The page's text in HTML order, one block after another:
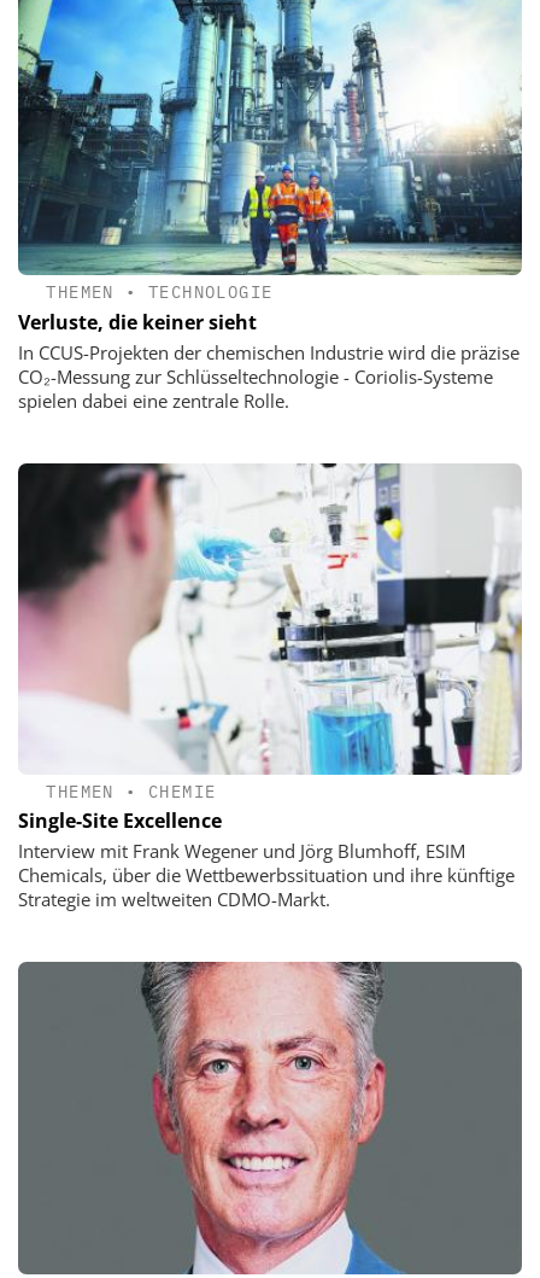
THEMEN •TECHNOLOGIE
Verluste, die keiner sieht
In CCUS-Projekten der chemischen Industrie wird die präzise
CO₂-Messung zur Schlüsseltechnologie - Coriolis-Systeme
spielen dabei eine zentrale Rolle.
THEMEN • CHEMIE
Single-Site Excellence
Interview mit Frank Wegener und Jörg Blumhoff, ESIM
Chemicals, über die Wettbewerbssituation und ihre künftige
Strategie im weltweiten CDMO-Markt.